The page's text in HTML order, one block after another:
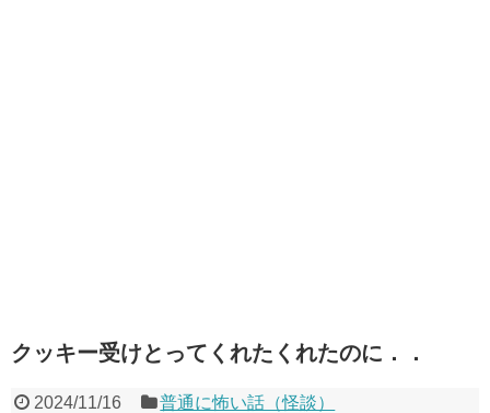
クッキー受けとってくれたくれたのに．．
2024/11/16 普通に怖い話（怪談）